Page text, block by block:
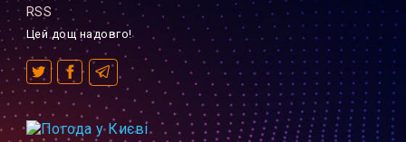
RSS
Цей дощ надовго!